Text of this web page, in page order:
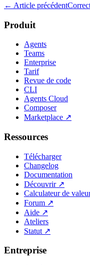
← Article précédent
Produit
Agents
Teams
Enterprise
Tarif
Revue de code
CLI
Agents Cloud
Composer
Marketplace ↗
Ressources
Télécharger
Changelog
Documentation
Découvrir↗
Calculateur de
Forum ↗
Aide ↗
Ateliers
Statut ↗
Entreprise